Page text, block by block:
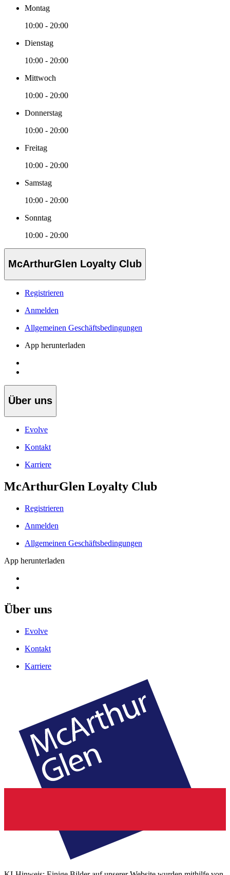
Montag
10:00 - 20:00
Dienstag
10:00 - 20:00
Mittwoch
10:00 - 20:00
Donnerstag
10:00 - 20:00
Freitag
10:00 - 20:00
Samstag
10:00 - 20:00
Sonntag
10:00 - 20:00
McArthurGlen Loyalty Club
Registrieren
Anmelden
Allgemeinen Geschäftsbedingungen
App herunterladen
Über uns
Evolve
Kontakt
Karriere
McArthurGlen Loyalty Club
Registrieren
Anmelden
Allgemeinen Geschäftsbedingungen
App herunterladen
Über uns
Evolve
Kontakt
Karriere